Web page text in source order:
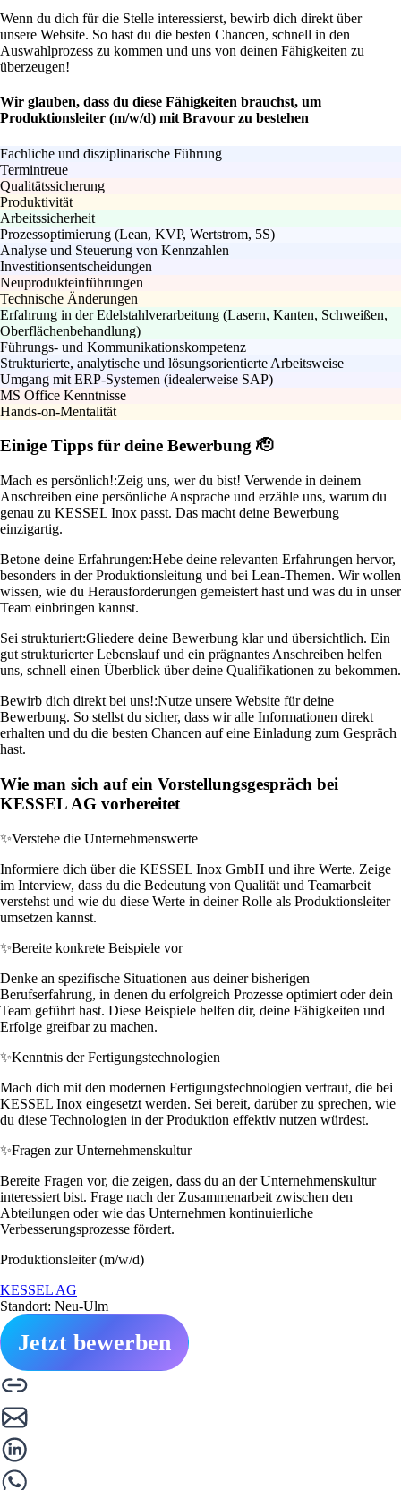
Wenn du dich für die Stelle interessierst, bewirb dich direkt über
unsere Website. So hast du die besten Chancen, schnell in den
Auswahlprozess zu kommen und uns von deinen Fähigkeiten zu
überzeugen!
Wir glauben, dass du diese Fähigkeiten brauchst, um
Produktionsleiter (m/w/d) mit Bravour zu bestehen
Fachliche und disziplinarische Führung
Termintreue
Qualitätssicherung
Produktivität
Arbeitssicherheit
Prozessoptimierung (Lean, KVP, Wertstrom, 5S)
Analyse und Steuerung von Kennzahlen
Investitionsentscheidungen
Neuprodukteinführungen
Technische Änderungen
Erfahrung in der Edelstahlverarbeitung (Lasern, Kanten, Schweißen,
Oberflächenbehandlung)
Führungs- und Kommunikationskompetenz
Strukturierte, analytische und lösungsorientierte Arbeitsweise
Umgang mit ERP-Systemen (idealerweise SAP)
MS Office Kenntnisse
Hands-on-Mentalität
Einige Tipps für deine Bewerbung 🫡
Mach es persönlich!:Zeig uns, wer du bist! Verwende in deinem
Anschreiben eine persönliche Ansprache und erzähle uns, warum du
genau zu KESSEL Inox passt. Das macht deine Bewerbung
einzigartig.
Betone deine Erfahrungen:Hebe deine relevanten Erfahrungen hervor,
besonders in der Produktionsleitung und bei Lean-Themen. Wir wollen
wissen, wie du Herausforderungen gemeistert hast und was du in unser
Team einbringen kannst.
Sei strukturiert:Gliedere deine Bewerbung klar und übersichtlich. Ein
gut strukturierter Lebenslauf und ein prägnantes Anschreiben helfen
uns, schnell einen Überblick über deine Qualifikationen zu bekommen.
Bewirb dich direkt bei uns!:Nutze unsere Website für deine
Bewerbung. So stellst du sicher, dass wir alle Informationen direkt
erhalten und du die besten Chancen auf eine Einladung zum Gespräch
hast.
Wie man sich auf ein Vorstellungsgespräch bei
KESSEL AG vorbereitet
✨Verstehe die Unternehmenswerte
Informiere dich über die KESSEL Inox GmbH und ihre Werte. Zeige
im Interview, dass du die Bedeutung von Qualität und Teamarbeit
verstehst und wie du diese Werte in deiner Rolle als Produktionsleiter
umsetzen kannst.
✨Bereite konkrete Beispiele vor
Denke an spezifische Situationen aus deiner bisherigen
Berufserfahrung, in denen du erfolgreich Prozesse optimiert oder dein
Team geführt hast. Diese Beispiele helfen dir, deine Fähigkeiten und
Erfolge greifbar zu machen.
✨Kenntnis der Fertigungstechnologien
Mach dich mit den modernen Fertigungstechnologien vertraut, die bei
KESSEL Inox eingesetzt werden. Sei bereit, darüber zu sprechen, wie
du diese Technologien in der Produktion effektiv nutzen würdest.
✨Fragen zur Unternehmenskultur
Bereite Fragen vor, die zeigen, dass du an der Unternehmenskultur
interessiert bist. Frage nach der Zusammenarbeit zwischen den
Abteilungen oder wie das Unternehmen kontinuierliche
Verbesserungsprozesse fördert.
Produktionsleiter (m/w/d)
KESSEL AG
Standort: Neu-Ulm
Jetzt bewerben